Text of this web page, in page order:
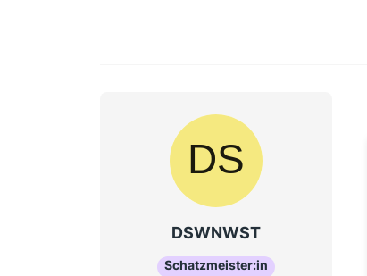
DSWNWST
Schatzmeister:in